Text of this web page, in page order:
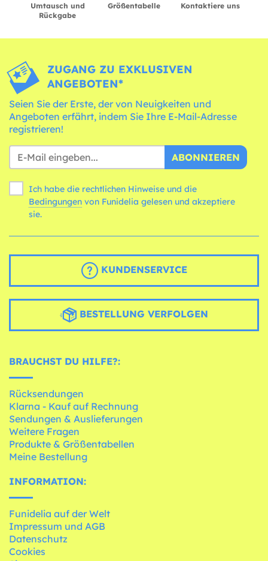
Umtausch und
Rückgabe
Größentabelle Kontaktiere uns
ZUGANG ZU EXKLUSIVEN
ANGEBOTEN*
Seien Sie der Erste, der von Neuigkeiten und
Angeboten erfährt, indem Sie Ihre E-Mail-Adresse
registrieren!
ABONNIEREN
Ich habe die rechtlichen Hinweise und die
Bedingungen
sie.
KUNDENSERVICE
BESTELLUNG VERFOLGEN
BRAUCHST DU HILFE?:
Rücksendungen
Klarna - Kauf auf Rechnung
Sendungen & Auslieferungen
Weitere Fragen
Produkte & Größentabellen
Meine Bestellung
INFORMATION:
Funidelia auf der Welt
Impressum und AGB
Datenschutz
Cookies